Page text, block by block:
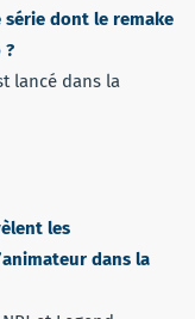
série dont le remake
?
lancé dans la
les
dans la